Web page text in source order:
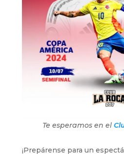
Te esperamos en el
¡Prepárense para un